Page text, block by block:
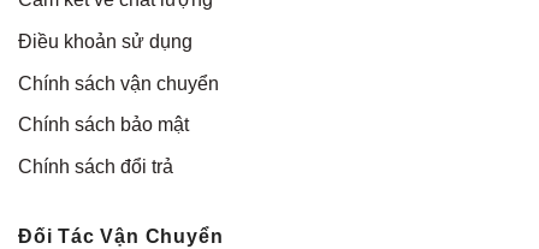
Điều khoản sử dụng
Chính sách vận chuyển
Chính sách bảo mật
Chính sách đổi trả
Đối Tác Vận Chuyển